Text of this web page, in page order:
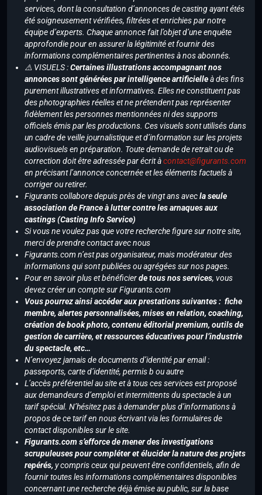
services, dont la consultation d’annonces de casting ayant étés
été soigneusement vérifiées, filtrées et enrichies par notre
équipe d’experts. Chaque annonce fait l’objet d’une enquête
approfondie pour en assurer la légitimité et fournir des
informations complémentaires pertinentes à nos abonnés.
⚠️ VISUELS :Certaines illustrations accompagnant nos
annonces sont générées par intelligence artificielleà des fins
purement illustratives et informatives. Elles ne constituent pas
des photographies réelles et ne prétendent pas représenter
fidèlement les personnes mentionnées ni des supports
officiels émis par les productions. Ces visuels sont utilisés dans
un cadre de veille journalistique et d’information sur les projets
audiovisuels en préparation. Toute demande de retrait ou de
correction doit être adressée par écrit àcontact@figurants.com
en précisant l’annonce concernée et les éléments factuels à
corriger ou retirer.
Figurants collabore depuis près de vingt ans avecla seule
association de France à lutter contre les arnaques aux
castings (Casting Info Service)
Si vous ne voulez pas que votre recherche figure sur notre site,
merci de prendre contact avec nous
Figurants.com n’est pas organisateur, mais modérateur des
informations qui sont publiées ou agrégées sur nos pages.
Pour en savoir plus et bénéficierde tous nos services, vous
devez créer un compte sur Figurants.com
Vous pourrez ainsi accéder aux prestations suivantes : fiche
membre, alertes personnalisées, mises en relation, coaching,
création de book photo, contenu éditorial premium, outils de
gestion de carrière, et ressources éducatives pour l’industrie
du spectacle, etc…
N’envoyez jamais de documents d’identité par email :
passeports, carte d’identité, permis b ou autre
L’accès préférentiel au site et à tous ces services est proposé
aux demandeurs d’emploi et intermittents du spectacle à un
tarif spécial. N’hésitez pas à demander plus d’informations à
propos de ce tarif en nous écrivant via les formulaires de
contact disponibles sur le site.
Figurants.com s’efforce de mener des investigations
scrupuleuses pour compléter et élucider la nature des projets
repérés, y compris ceux qui peuvent être confidentiels, afin de
fournir toutes les informations complémentaires disponibles
concernant une recherche déjà émise au public, sur la base